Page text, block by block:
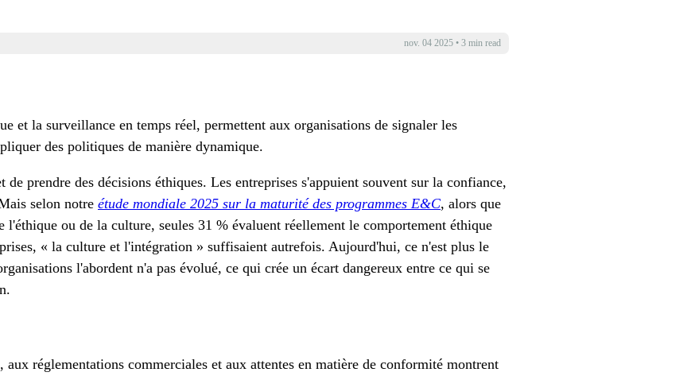
nov. 04 2025• 3 min read
et la surveillance en temps réel, permettent aux organisations de signaler les
des politiques de manière dynamique.
prendre des décisions éthiques. Les entreprises s'appuient souvent sur la confiance,
selon notre étude mondiale 2025 sur la maturité des programmes E&C, alors que
l'éthique ou de la culture, seules 31 % évaluent réellement le comportement éthique
« la culture et l'intégration » suffisaient autrefois. Aujourd'hui, ce n'est plus le
l'abordent n'a pas évolué, ce qui crée un écart dangereux entre ce qui se
réglementations commerciales et aux attentes en matière de conformité montrent